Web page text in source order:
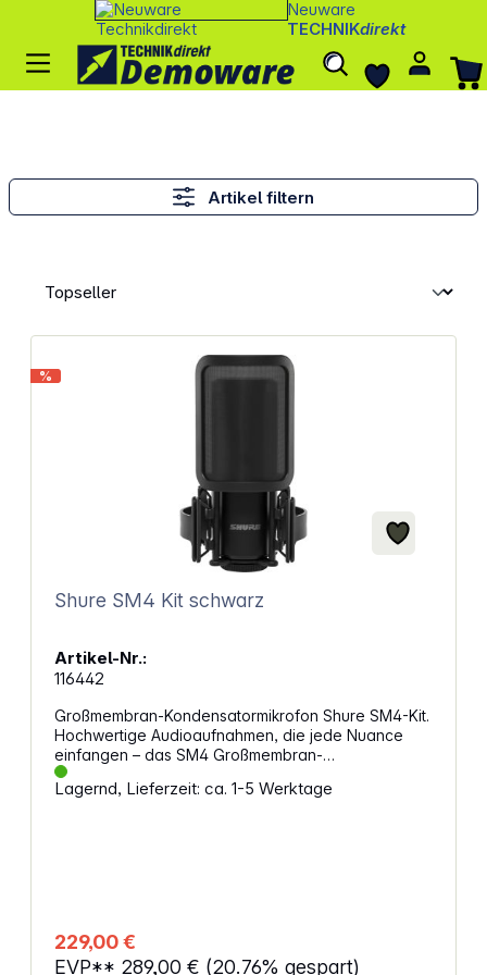
Neuware
TECHNIKdirekt
Artikel filtern
%
Shure SM4 Kit schwarz
Artikel-Nr.:
116442
Großmembran-Kondensatormikrofon Shure SM4-Kit.
Hochwertige Audioaufnahmen, die jede Nuance
einfangen – das SM4 Großmembran-
Kondensatormikrofon bringt Studioqualität in dein
Studio. Die Doppelmembran-Technologie
Pop-Filter entstehen plosivfreie und saubere
Aufnahmen, die kaum Nachbearbeitung benötigen.
Vielseitig für jede KlangquelleOb für Vocals,
Lagernd, Lieferzeit: ca. 1-5 Werktage
229,00 €
EVP** 289,00 € (20.76% gespart)